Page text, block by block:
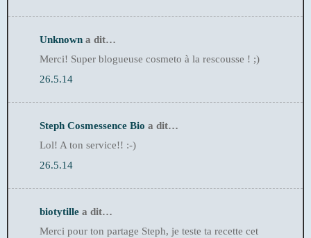
Unknown a dit…
Merci! Super blogueuse cosmeto à la rescousse ! ;)
26.5.14
Steph Cosmessence Bio a dit…
Lol! A ton service!! :-)
26.5.14
biotytille a dit…
Merci pour ton partage Steph, je teste ta recette cet